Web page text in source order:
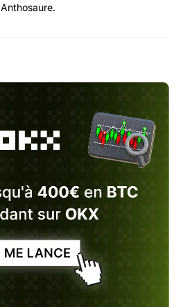
Anthosaure.